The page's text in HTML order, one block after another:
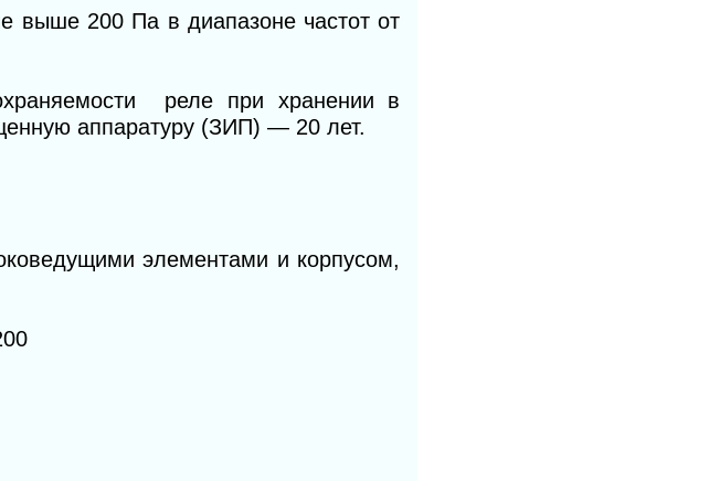
выше 200 Па в диапазоне частот от
реле при хранении в
аппаратуру (ЗИП) — 20 лет.
элементами и корпусом,